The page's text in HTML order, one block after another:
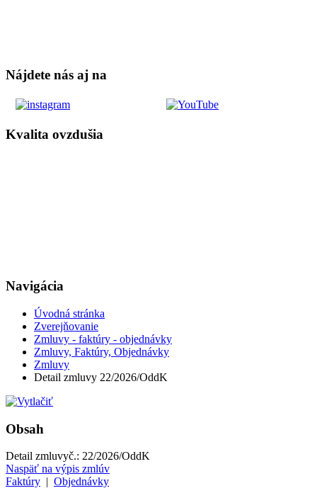
Nájdete nás aj na
Kvalita ovzdušia
Navigácia
Úvodná stránka
Zverejňovanie
Zmluvy - faktúry - objednávky
Zmluvy, Faktúry, Objednávky
Zmluvy
Detail zmluvy 22/2026/OddK
Obsah
Detail zmluvyč.: 22/2026/OddK
Naspäť na výpis zmlúv
Faktúry | Objednávky